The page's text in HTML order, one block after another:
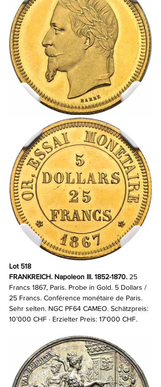
Lot 518
FRANKREICH. Napoleon III. 1852-1870. 25
Francs 1867, Paris. Probe in Gold. 5 Dollars /
25 Francs. Conférence monétaire de Paris.
Sehr selten. NGC PF64 CAMEO. Schätzpreis:
10’000 CHF · Erzielter Preis: 17‘000 CHF.